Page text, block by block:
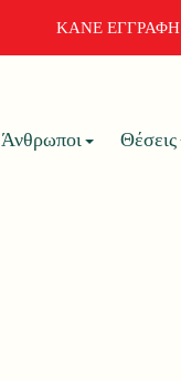
ΚΑΝΕ ΕΓΓΡΑΦΗ
Άνθρωποι Θέσεις